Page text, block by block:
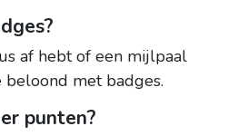
af hebt of een mijlpaal
met badges.
punten?